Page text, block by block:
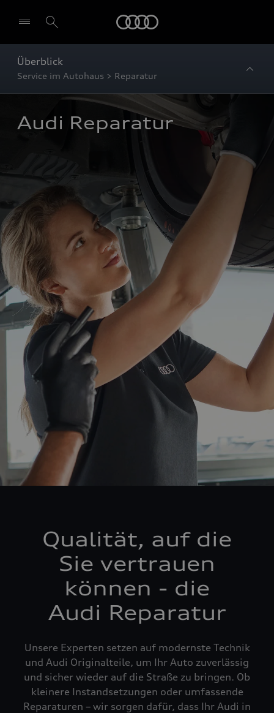
Überblick
Service im Autohaus > Reparatur
Audi Reparatur
Qualität, auf die
Sie vertrauen
können - die
Audi Reparatur
Unsere Experten setzen auf modernste Technik
und Audi Originalteile, um Ihr Auto zuverlässig
und sicher wieder auf die Straße zu bringen. Ob
kleinere Instandsetzungen oder umfassende
Reparaturen – wir sorgen dafür, dass Ihr Audi in